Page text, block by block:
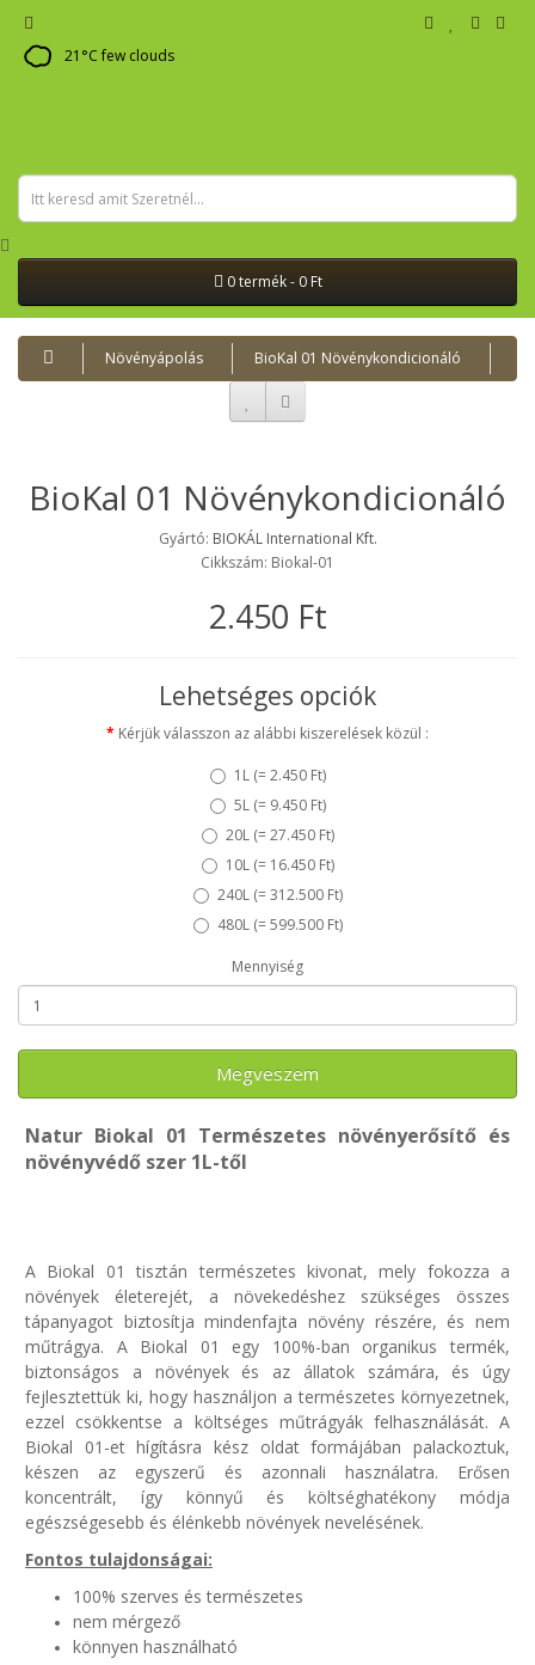
21 °C few clouds
0 termék - 0 Ft
Növényápolás BioKal 01 Növénykondicionáló
BioKal 01 Növénykondicionáló
Gyártó: BIOKÁL International Kft.
Cikkszám: Biokal-01
2.450 Ft
Lehetséges opciók
Kérjük válasszon az alábbi kiszerelések közül :
1L (= 2.450 Ft)
5L (= 9.450 Ft)
20L (= 27.450 Ft)
10L (= 16.450 Ft)
240L (= 312.500 Ft)
480L (= 599.500 Ft)
Mennyiség
Megveszem
Natur Biokal 01 Természetes növényerősítő és
növényvédő szer 1L-től
A Biokal 01 tisztán természetes kivonat, mely fokozza a
növények életerejét, a növekedéshez szükséges összes
tápanyagot biztosítja mindenfajta növény részére, és nem
műtrágya. A Biokal 01 egy 100%-ban organikus termék,
biztonságos a növények és az állatok számára, és úgy
fejlesztettük ki, hogy használjon a természetes környezetnek,
ezzel csökkentse a költséges műtrágyák felhasználását. A
Biokal 01-et hígításra kész oldat formájában palackoztuk,
készen az egyszerű és azonnali használatra. Erősen
koncentrált, így könnyű és költséghatékony módja
egészségesebb és élénkebb növények nevelésének.
Fontos tulajdonságai:
100% szerves és természetes
nem mérgező
könnyen használható